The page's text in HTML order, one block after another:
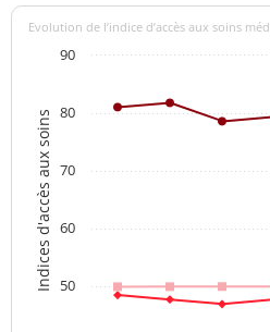
Indices d'accès aux soins
Evolution de l’indice d’accès aux soins
50
60
70
80
90